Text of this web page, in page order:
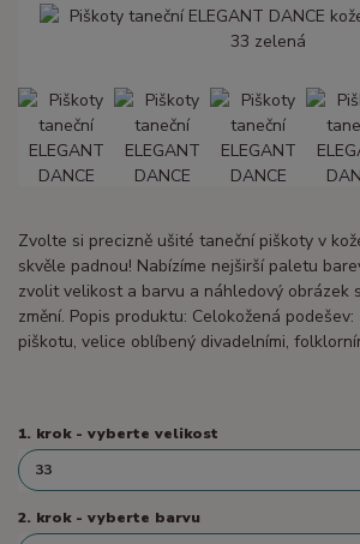
Zvolte si precizně ušité taneční piškoty v
skvěle padnou! Nabízíme nejširší paletu
zvolit velikost a barvu a náhledový obrázek
změní. Popis produktu: Celokožená
piškotu, velice oblíbený divadelními,
1. krok - vyberte velikost
2. krok - vyberte barvu